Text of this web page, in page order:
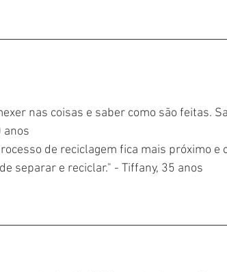
nas coisas e saber como são feitas.
anos
de reciclagem fica mais próximo
separar e reciclar." - Tiffany, 35 anos